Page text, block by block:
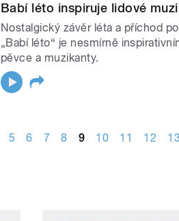
Babí léto inspiruje lidové
Nostalgický závěr léta a příchod
„Babí léto“ je nesmírně
pěvce a muzikanty.
5 6 7 8 9 10 11 12